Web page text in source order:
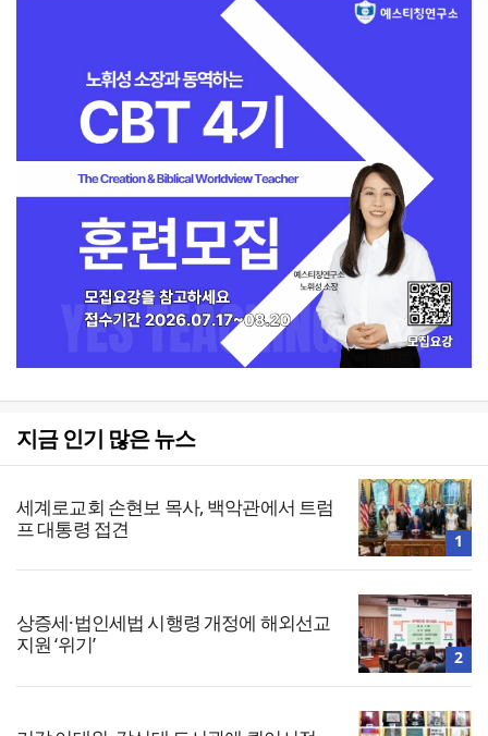
지금 인기 많은 뉴스
세계로교회 손현보 목사, 백악관에서 트럼
프 대통령 접견
1
상증세·법인세법 시행령 개정에 해외선교
지원 ‘위기’
2